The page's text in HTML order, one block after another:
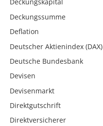
Deckungskapital
Deckungssumme
Deflation
Deutscher Aktienindex (DAX)
Deutsche Bundesbank
Devisen
Devisenmarkt
Direktgutschrift
Direktversicherer